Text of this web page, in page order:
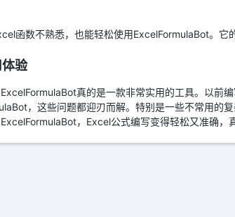
函数不熟悉，也能轻松使用ExcelFormulaBot。它
验
真的是一款非常实用的工具。以前
，这些问题都迎刃而解。特别是一些不常用的
，Excel公式编写变得轻松又准确，